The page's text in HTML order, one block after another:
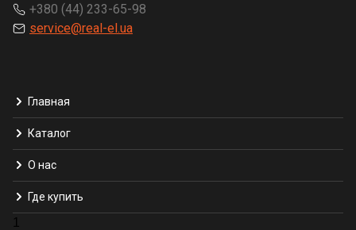
+380 (44) 233-65-98
service@real-el.ua
Главная
Каталог
О нас
Где купить
1